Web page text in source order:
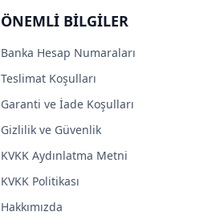
ÖNEMLİ BİLGİLER
Banka Hesap Numaraları
Teslimat Koşulları
Garanti ve İade Koşulları
Gizlilik ve Güvenlik
KVKK Aydınlatma Metni
KVKK Politikası
Hakkımızda